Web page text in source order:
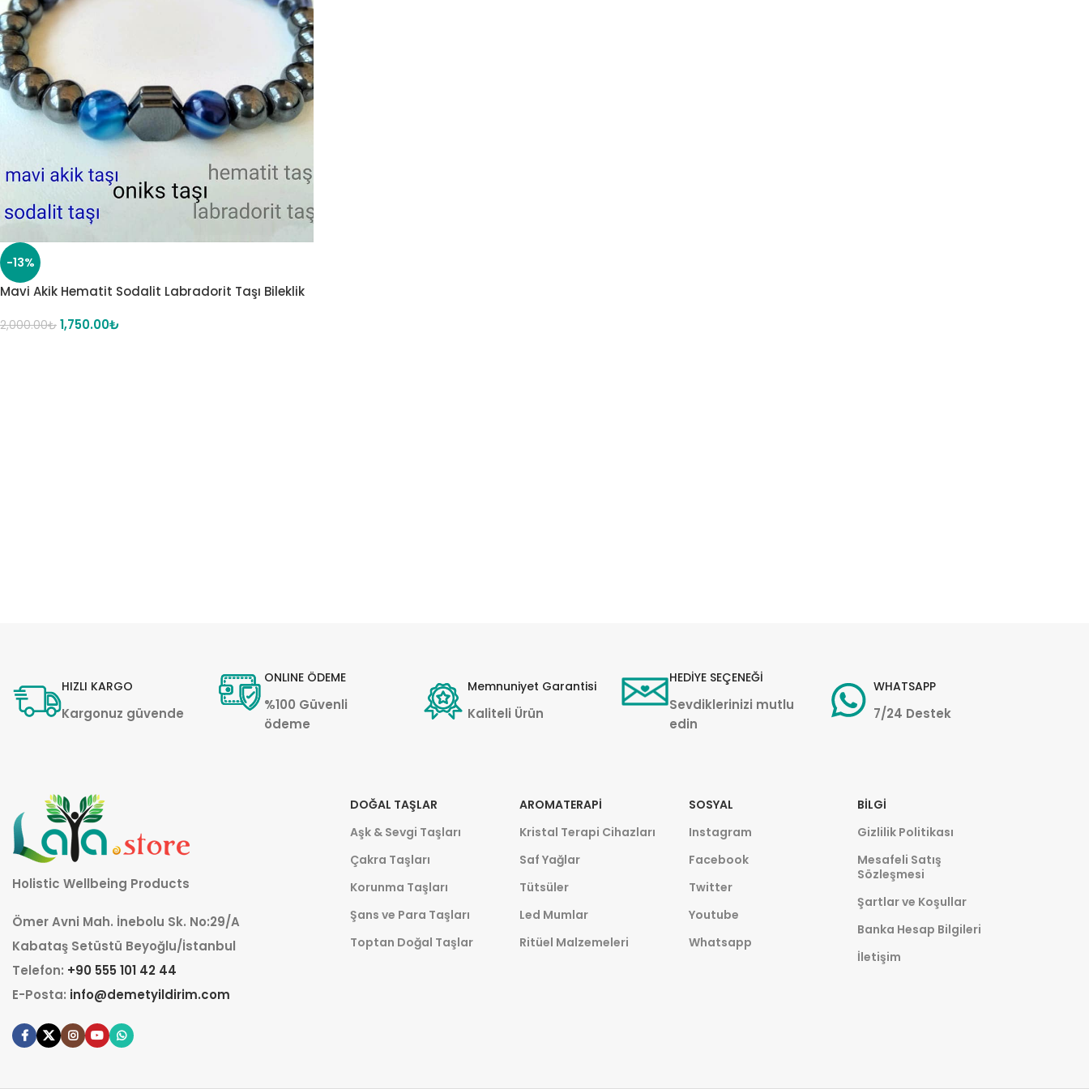
-13%
Mavi Akik Hematit Sodalit Labradorit Taşı Bileklik
2,000.00₺ 1,750.00₺
HIZLI KARGO
Kargonuz güvende
ONLINE ÖDEME
%100 Güvenli
ödeme
Memnuniyet Garantisi
Kaliteli Ürün
HEDİYE SEÇENEĞİ
Sevdiklerinizi mutlu
edin
WHATSAPP
7/24 Destek
Holistic Wellbeing Products
Ömer Avni Mah. İnebolu Sk. No:29/A
Kabataş Setüstü Beyoğlu/İstanbul
Telefon: +90 555 101 42 44
E-Posta: info@demetyildirim.com
DOĞAL TAŞLAR
Aşk & Sevgi Taşları
Çakra Taşları
Korunma Taşları
Şans ve Para Taşları
Toptan Doğal Taşlar
AROMATERAPI
Kristal Terapi Cihazları
Saf Yağlar
Tütsüler
Led Mumlar
Ritüel Malzemeleri
SOSYAL
Instagram
Facebook
Twitter
Youtube
Whatsapp
BILGI
Gizlilik Politikası
Mesafeli Satış
Sözleşmesi
Şartlar ve Koşullar
Banka Hesap Bilgileri
İletişim